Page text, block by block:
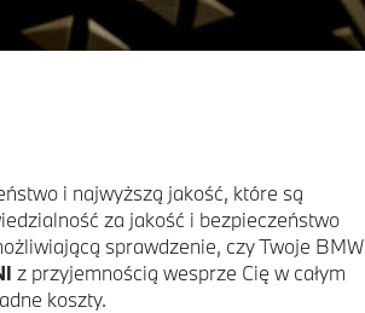
i najwyższą jakość, które są
za jakość i bezpieczeństwo
sprawdzenie, czy Twoje BMW
z przyjemnością wesprze Cię w całym
koszty.